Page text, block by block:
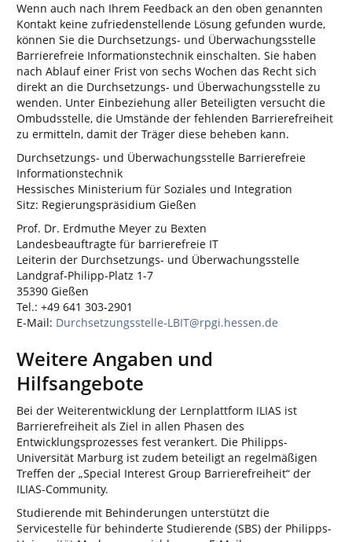
Wenn auch nach Ihrem Feedback an den oben genannten
Kontakt keine zufriedenstellende Lösung gefunden wurde,
können Sie die Durchsetzungs- und Überwachungsstelle
Barrierefreie Informationstechnik einschalten. Sie haben
nach Ablauf einer Frist von sechs Wochen das Recht sich
direkt an die Durchsetzungs- und Überwachungsstelle zu
wenden. Unter Einbeziehung aller Beteiligten versucht die
Ombudsstelle, die Umstände der fehlenden Barrierefreiheit
zu ermitteln, damit der Träger diese beheben kann.
Durchsetzungs- und Überwachungsstelle Barrierefreie
Informationstechnik
Hessisches Ministerium für Soziales und Integration
Sitz: Regierungspräsidium Gießen
Prof. Dr. Erdmuthe Meyer zu Bexten
Landesbeauftragte für barrierefreie IT
Leiterin der Durchsetzungs- und Überwachungsstelle
Landgraf-Philipp-Platz 1-7
35390 Gießen
Tel.: +49 641 303-2901
E-Mail: Durchsetzungsstelle-LBIT@rpgi.hessen.de
Weitere Angaben und
Hilfsangebote
Bei der Weiterentwicklung der Lernplattform ILIAS ist
Barrierefreiheit als Ziel in allen Phasen des
Entwicklungsprozesses fest verankert. Die Philipps-
Universität Marburg ist zudem beteiligt an regelmäßigen
Treffen der „Special Interest Group Barrierefreiheit“ der
ILIAS-Community.
Studierende mit Behinderungen unterstützt die
Servicestelle für behinderte Studierende (SBS) der Philipps-